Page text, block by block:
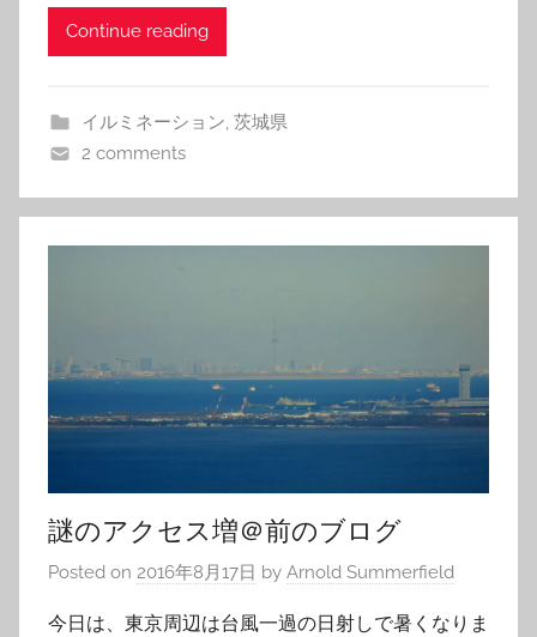
Continue reading
イルミネーション, 茨城県
2 comments
謎のアクセス増＠前のブログ
Posted on 2016年8月17日 by Arnold Summerfield
今日は、東京周辺は台風一過の日射しで暑くなりま